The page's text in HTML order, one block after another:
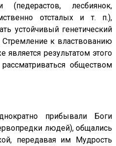
(педерастов, лесбиянок,
отсталых и т. п.),
устойчивый генетический
к властвованию
результатом этого
обществом
прибывали Боги
людей), общались
передавая им Мудрость